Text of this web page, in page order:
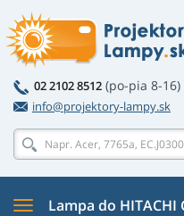
02 2102 8512 (po-pia 8-16)
info@projektory-lampy.sk
Lampa do HITACHI